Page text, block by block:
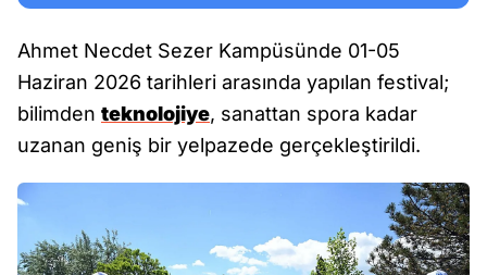
Ahmet Necdet Sezer Kampüsünde 01-05
Haziran 2026 tarihleri arasında yapılan festival;
bilimden teknolojiye, sanattan spora kadar
uzanan geniş bir yelpazede gerçekleştirildi.